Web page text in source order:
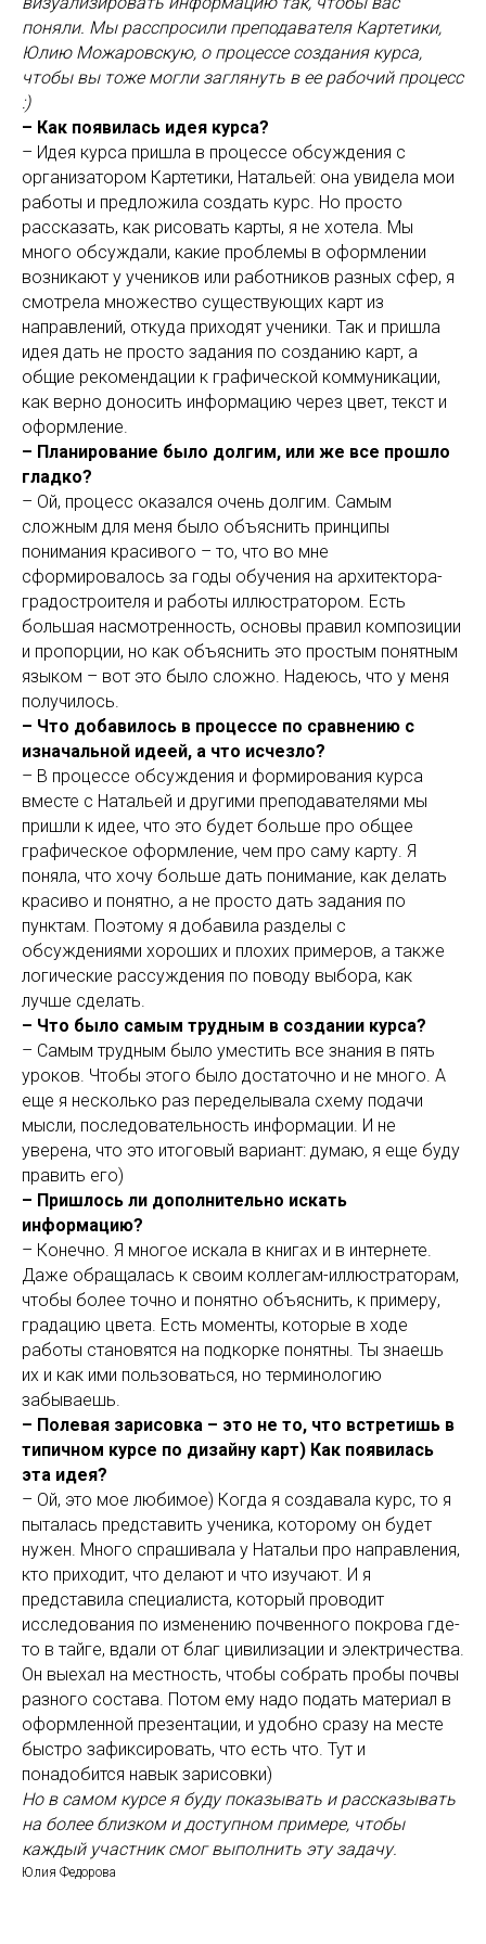
поняли. Мы расспросили преподавателя Картетики,
Юлию Можаровскую, о процессе создания курса,
чтобы вы тоже могли заглянуть в ее рабочий процесс
:)
– Как появилась идея курса?
– Идея курса пришла в процессе обсуждения с
организатором Картетики, Натальей: она увидела мои
работы и предложила создать курс. Но просто
рассказать, как рисовать карты, я не хотела. Мы
много обсуждали, какие проблемы в оформлении
возникают у учеников или работников разных сфер, я
смотрела множество существующих карт из
направлений, откуда приходят ученики. Так и пришла
идея дать не просто задания по созданию карт, а
общие рекомендации к графической коммуникации,
как верно доносить информацию через цвет, текст и
оформление.
– Планирование было долгим, или же все прошло
гладко?
– Ой, процесс оказался очень долгим. Самым
сложным для меня было объяснить принципы
понимания красивого – то, что во мне
сформировалось за годы обучения на архитектора-
градостроителя и работы иллюстратором. Есть
большая насмотренность, основы правил композиции
и пропорции, но как объяснить это простым понятным
языком – вот это было сложно. Надеюсь, что у меня
получилось.
– Что добавилось в процессе по сравнению с
изначальной идеей, а что исчезло?
– В процессе обсуждения и формирования курса
вместе с Натальей и другими преподавателями мы
пришли к идее, что это будет больше про общее
графическое оформление, чем про саму карту. Я
поняла, что хочу больше дать понимание, как делать
красиво и понятно, а не просто дать задания по
пунктам. Поэтому я добавила разделы с
обсуждениями хороших и плохих примеров, а также
логические рассуждения по поводу выбора, как
лучше сделать.
– Что было самым трудным в создании курса?
– Самым трудным было уместить все знания в пять
уроков. Чтобы этого было достаточно и не много. А
еще я несколько раз переделывала схему подачи
мысли, последовательность информации. И не
уверена, что это итоговый вариант: думаю, я еще буду
править его)
– Пришлось ли дополнительно искать
информацию?
– Конечно. Я многое искала в книгах и в интернете.
Даже обращалась к своим коллегам-иллюстраторам,
чтобы более точно и понятно объяснить, к примеру,
градацию цвета. Есть моменты, которые в ходе
работы становятся на подкорке понятны. Ты знаешь
их и как ими пользоваться, но терминологию
забываешь.
– Полевая зарисовка – это не то, что встретишь в
типичном курсе по дизайну карт) Как появилась
эта идея?
– Ой, это мое любимое) Когда я создавала курс, то я
пыталась представить ученика, которому он будет
нужен. Много спрашивала у Натальи про направления,
кто приходит, что делают и что изучают. И я
представила специалиста, который проводит
исследования по изменению почвенного покрова где-
то в тайге, вдали от благ цивилизации и электричества.
Он выехал на местность, чтобы собрать пробы почвы
разного состава. Потом ему надо подать материал в
оформленной презентации, и удобно сразу на месте
быстро зафиксировать, что есть что. Тут и
понадобится навык зарисовки)
Но в самом курсе я буду показывать и рассказывать
на более близком и доступном примере, чтобы
каждый участник смог выполнить эту задачу.
Юлия Федорова